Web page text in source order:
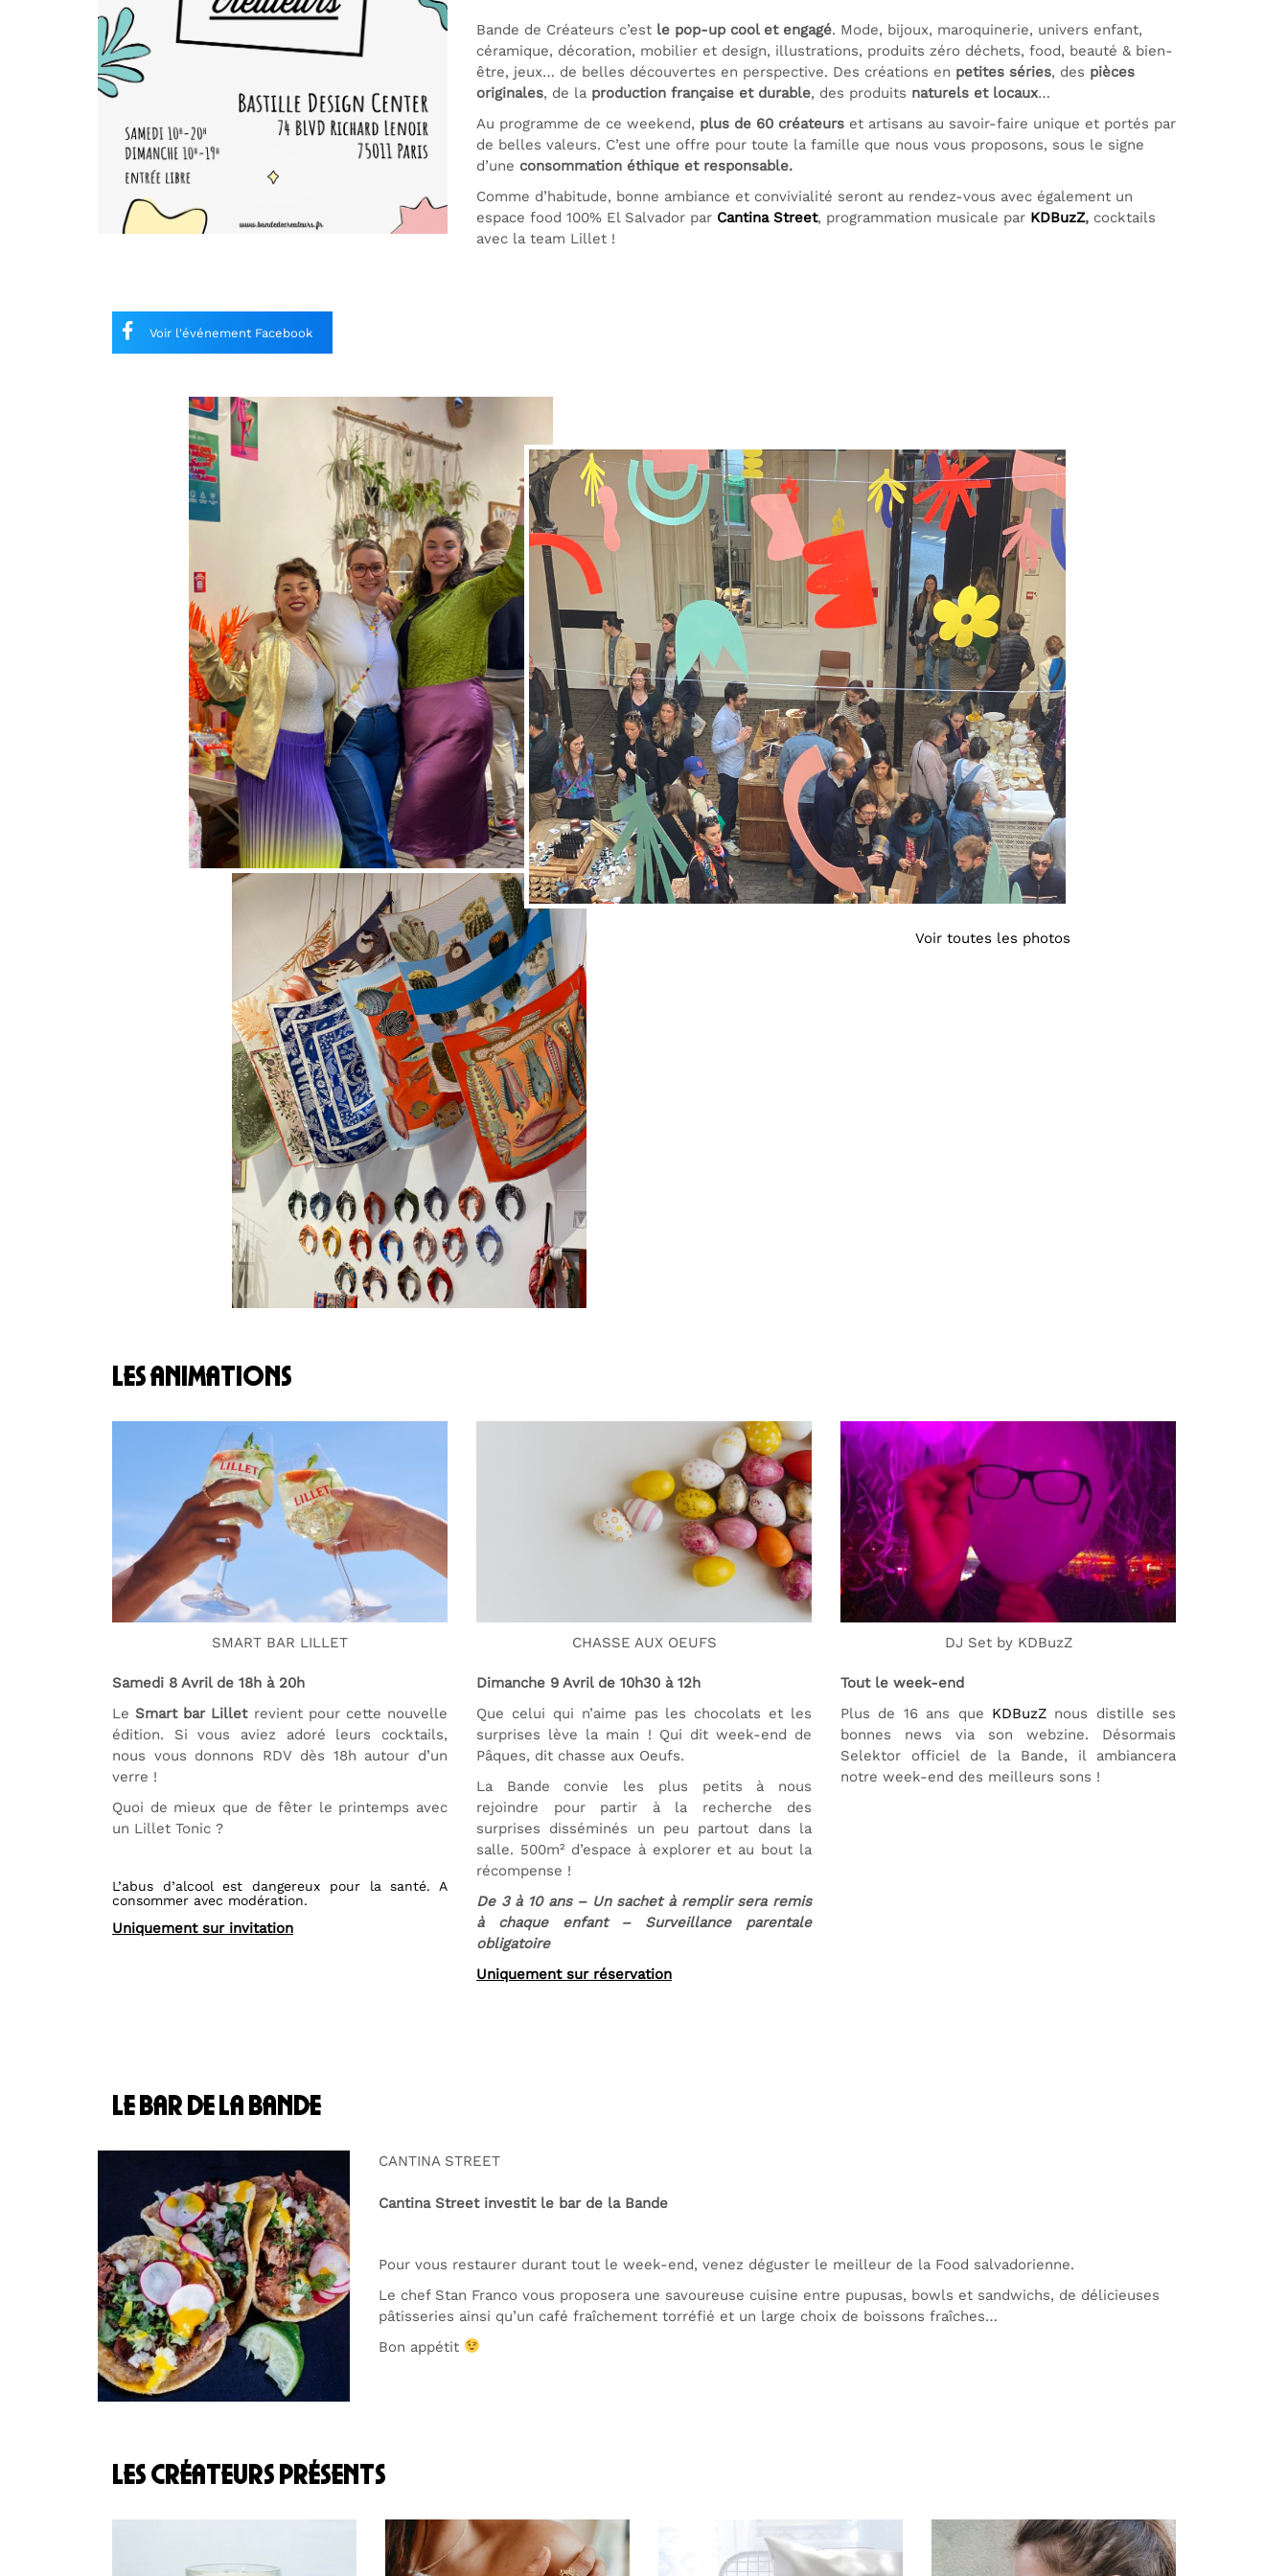
Bande de Créateurs c’est le pop-up cool et engagé. Mode, bijoux, maroquinerie, univers enfant,
céramique, décoration, mobilier et design, illustrations, produits zéro déchets, food, beauté & bien-
être, jeux… de belles découvertes en perspective. Des créations en petites séries, des pièces
originales, de la production française et durable, des produits naturels et locaux…
Au programme de ce weekend, plus de 60 créateurs et artisans au savoir-faire unique et portés par
de belles valeurs. C’est une offre pour toute la famille que nous vous proposons, sous le signe
d’une consommation éthique et responsable.
Comme d’habitude, bonne ambiance et convivialité seront au rendez-vous avec également un
espace food 100% El Salvador par Cantina Street, programmation musicale par KDBuzZ, cocktails
avec la team Lillet !
Voir l'événement Facebook
Voir toutes les photos
les animations
SMART BAR LILLET
Samedi 8 Avril de 18h à 20h
LeSmart bar Lilletrevient pour cette nouvelle
édition. Si vous aviez adoré leurs cocktails,
nous vous donnons RDV dès 18h autour d’un
verre !
Quoi de mieux que de fêter le printemps avec
un Lillet Tonic ?
L’abus d’alcool est dangereux pour la santé. A
consommer avec modération.
Uniquement sur invitation
CHASSE AUX OEUFS
Dimanche 9 Avril de 10h30 à 12h
Que celui qui n’aime pas les chocolats et les
surprises lève la main ! Qui dit week-end de
Pâques, dit chasse aux Oeufs.
La Bande convie les plus petits à nous
rejoindre pour partir à la recherche des
surprises disséminés un peu partout dans la
salle. 500m² d’espace à explorer et au bout la
récompense !
De 3 à 10 ans – Un sachet à remplir sera remis
à chaque enfant – Surveillance parentale
obligatoire
Uniquement sur réservation
DJ Set by KDBuzZ
Tout le week-end
Plus de 16 ans que KDBuzZnous distille ses
bonnes news via son webzine. Désormais
Selektor officiel de la Bande, il ambiancera
notre week-end des meilleurs sons !
le bar de la bande
CANTINA STREET
Cantina Street investit le bar de la Bande
Pour vous restaurer durant tout le week-end, venez déguster le meilleur de la Food salvadorienne.
Le chef Stan Franco vous proposera une savoureuse cuisine entre pupusas, bowls et sandwichs, de délicieuses
pâtisseries ainsi qu’un café fraîchement torréfié et un large choix de boissons fraîches…
Bon appétit
les créateurs présents